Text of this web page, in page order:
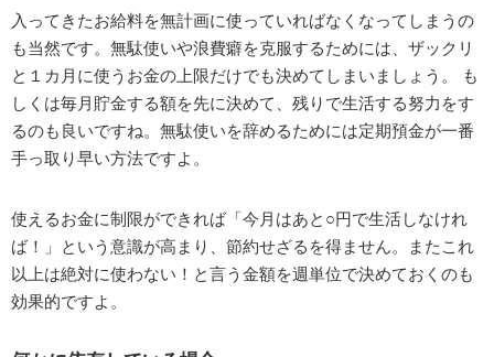
入ってきたお給料を無計画に使っていればなくなってしまうの
も当然です。無駄使いや浪費癖を克服するためには、ザックリ
と１カ月に使うお金の上限だけでも決めてしまいましょう。 も
しくは毎月貯金する額を先に決めて、残りで生活する努力をす
るのも良いですね。無駄使いを辞めるためには定期預金が一番
手っ取り早い方法ですよ。
使えるお金に制限ができれば「今月はあと○円で生活しなけれ
ば！」という意識が高まり、節約せざるを得ません。またこれ
以上は絶対に使わない！と言う金額を週単位で決めておくのも
効果的ですよ。